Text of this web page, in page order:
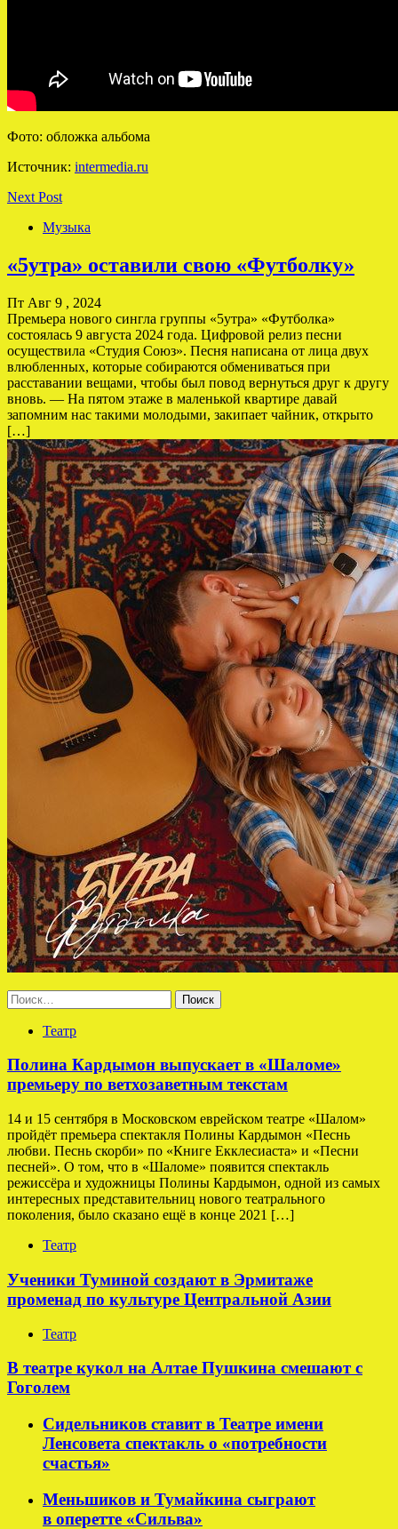
Фото: обложка альбома
Источник: intermedia.ru
Next Post
Музыка
«5утра» оставили свою «Футболку»
Пт Авг 9 , 2024
Премьера нового сингла группы «5утра» «Футболка»
состоялась 9 августа 2024 года. Цифровой релиз песни
осуществила «Студия Союз». Песня написана от лица двух
влюбленных, которые собираются обмениваться при
расставании вещами, чтобы был повод вернуться друг к другу
вновь. — На пятом этаже в маленькой квартире давай
запомним нас такими молодыми, закипает чайник, открыто
[…]
Найти:
Театр
Полина Кардымон выпускает в «Шаломе»
премьеру по ветхозаветным текстам
14 и 15 сентября в Московском еврейском театре «Шалом»
пройдёт премьера спектакля Полины Кардымон «Песнь
любви. Песнь скорби» по «Книге Екклесиаста» и «Песни
песней». О том, что в «Шаломе» появится спектакль
режиссёра и художницы Полины Кардымон, одной из самых
интересных представительниц нового театрального
поколения, было сказано ещё в конце 2021 […]
Театр
Ученики Туминой создают в Эрмитаже
променад по культуре Центральной Азии
Театр
В театре кукол на Алтае Пушкина смешают с
Гоголем
Сидельников ставит в Театре имени
Ленсовета спектакль о «потребности
счастья»
Меньшиков и Тумайкина сыграют
в оперетте «Сильва»